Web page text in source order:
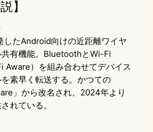
】
したAndroid向けの近距離ワイヤ
共有機能。BluetoothとWi-Fi
Aware）を組み合わせてデバイス
素早く転送する。かつての
」から改名され、2024年より
れている。